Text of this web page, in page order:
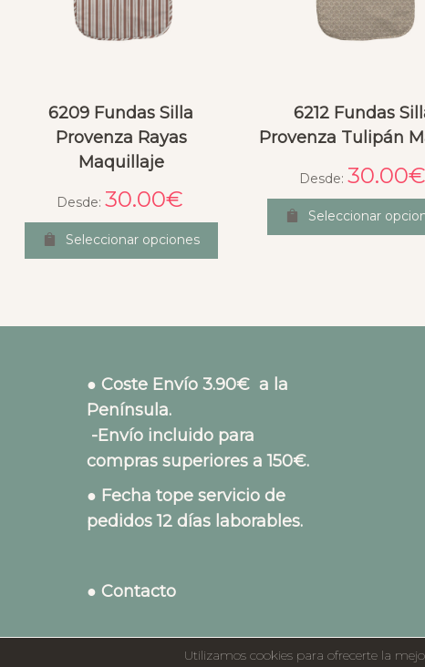
6209 Fundas Silla
Provenza Rayas
Maquillaje
Desde: 30.00€
Seleccionar opciones
6212 Fundas
Provenza Tulipán
Desde: 30.00€
Seleccionar
● Coste Envío 3.90€ a la
Península.
-Envío incluido para
compras superiores a 150€.
● Fecha tope servicio de
pedidos 12 días laborables.
● Contacto
Utilizamos cookies para ofrecerte la